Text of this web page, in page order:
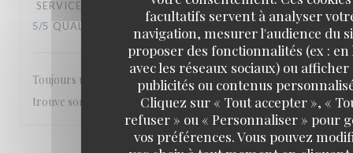
facultatifs servent à analyser
navigation, mesurer l'audience du
proposer des fonctionnalités (ex : en
avec les réseaux sociaux) ou afficher
publicités ou contenus
Cliquez sur « Tout accepter », «
refuser » ou « Personnaliser » pour
vos préférences. Vous pouvez
SERVICE
AMBIANCE: 5/5 CUISINE:
5/5 QUALITÉ / PRIX /5
Toujours un bon accueil et une carte où tout le monde
trouve son bonheur.